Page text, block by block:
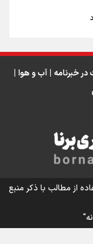
چقدر است؟
توان قیمت‌گذاری سبقت
خبرنامه | آب و هوا |
از مطالب با ذکر منبع